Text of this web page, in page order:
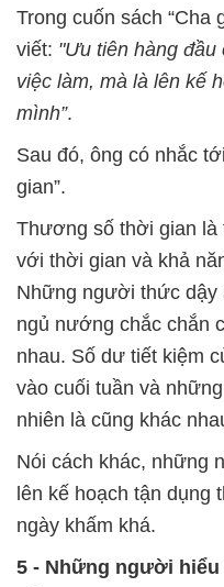
Trong cuốn sách “Cha
viết: "Ưu tiên hàng
việc làm, mà là lên kế
mình”.
Sau đó, ông có nhắc
gian”.
Thương số thời gian là
với thời gian và khả
Những người thức
ngủ nướng chắc chắn
nhau. Số dư tiết kiệm
vào cuối tuần và
nhiên là cũng khác
Nói cách khác, những
lên kế hoạch tận dụng
ngày khấm khá.
5 - Những người